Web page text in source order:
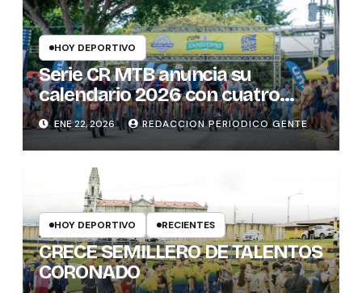
HOY DEPORTIVO
Serie CR MTB anuncia su
calendario 2026 con cuatro
fechas en distintas provincias
del país
ENE 22, 2026 REDACCION PERIODICO GENTE
HOY DEPORTIVO RECIENTES
CRECE SEMILLERO DE TALENTOS
CORONADO